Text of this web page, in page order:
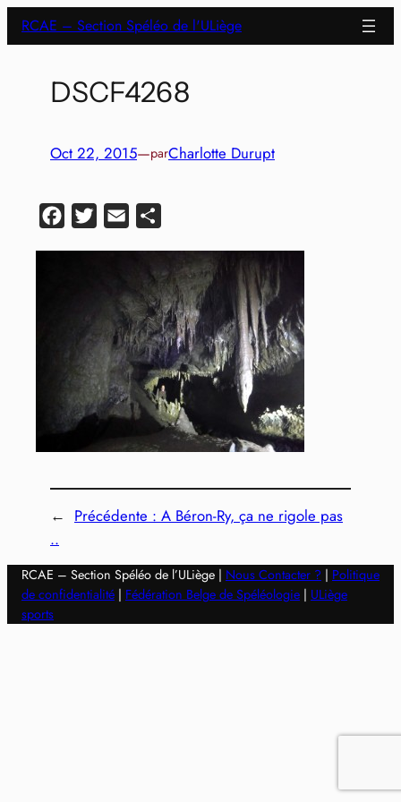
Aller
au
RCAE – Section Spéléo de l'ULiège
DSCF4268
Oct 22, 2015—parCharlotte Durupt
Facebook
Twitter Email
← Précédente : A Béron-Ry, ça ne rigole pas
..
RCAE – Section Spéléo de l’ULiège | Nous Contacter ? | Politique
de confidentialité | Fédération Belge de Spéléologie | ULiège
sports